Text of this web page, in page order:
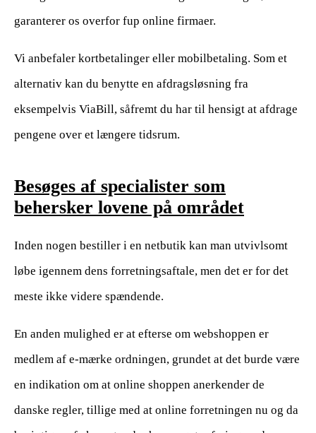
garanterer os overfor fup online firmaer.
Vi anbefaler kortbetalinger eller mobilbetaling. Som et
alternativ kan du benytte en afdragsløsning fra
eksempelvis ViaBill, såfremt du har til hensigt at afdrage
pengene over et længere tidsrum.
Besøges af specialister som
behersker lovene på området
Inden nogen bestiller i en netbutik kan man utvivlsomt
løbe igennem dens forretningsaftale, men det er for det
meste ikke videre spændende.
En anden mulighed er at efterse om webshoppen er
medlem af e-mærke ordningen, grundet at det burde være
en indikation om at online shoppen anerkender de
danske regler, tillige med at online forretningen nu og da